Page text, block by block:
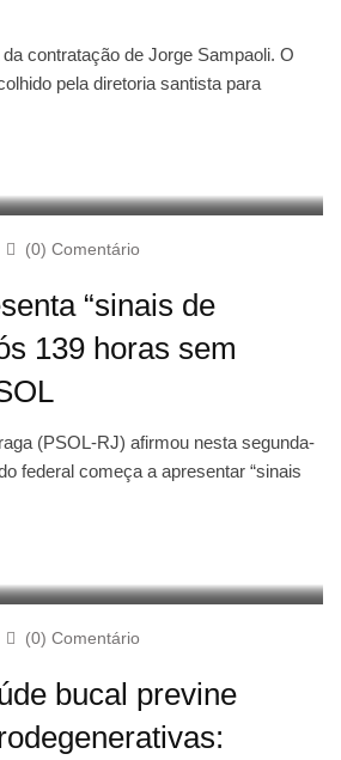
contratação de Jorge Sampaoli. O
pela diretoria santista para
(0) Comentário
“sinais de
139 horas sem
(PSOL-RJ) afirmou nesta segunda-
federal começa a apresentar “sinais
(0) Comentário
bucal previne